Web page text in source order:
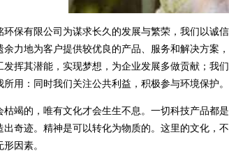
环保有限公司为谋求长久的发展与繁荣，我们以诚
余力地为客户提供较优良的产品、服务和解决方案
发挥其潜能，实现梦想，为企业发展多做贡献；我
所用：同时我们关注公共利益，积极参与环境保护。
枯竭的，唯有文化才会生生不息。一切科技产品都
出奇迹。精神是可以转化为物质的。这里的文化
因素。